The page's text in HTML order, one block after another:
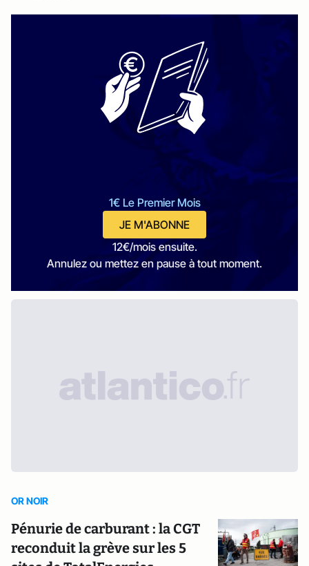
1€ Le Premier Mois
JE M'ABONNE
12€/mois ensuite.
Annulez ou mettez en pause à tout moment.
OR NOIR
Pénurie de carburant : la CGT
reconduit la grève sur les 5